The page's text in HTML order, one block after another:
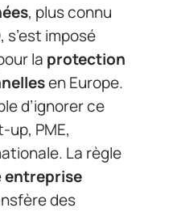
, plus connu
, s’est imposé
la protection
en Europe.
d’ignorer ce
PME,
La règle
entreprise
des